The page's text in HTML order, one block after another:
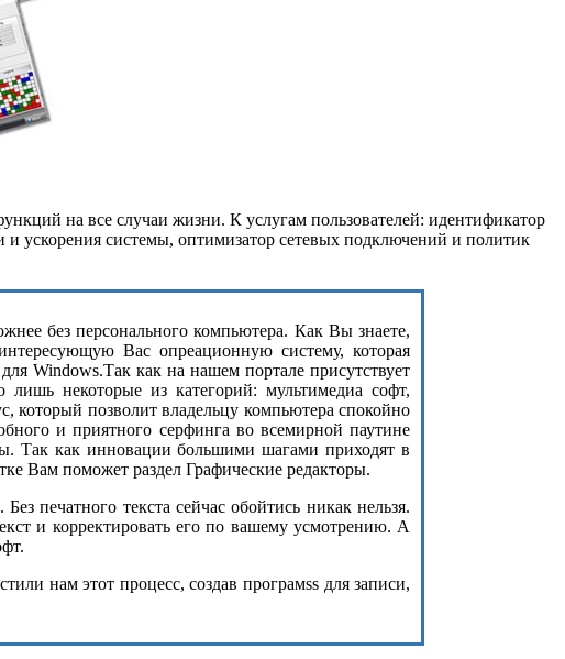
на все случаи жизни. К услугам пользователей: идентификатор
ускорения системы, оптимизатор сетевых подключений и политик
без персонального компьютера. Как Вы знаете,
Вас опреационную систему, которая
Windows.Так как на нашем портале присутствует
лишь некоторые из категорий: мультимедиа софт,
позволит владельцу компьютера спокойно
и приятного серфинга во всемирной паутине
Так как инновации большими шагами приходят в
Вам поможет раздел Графические редакторы.
текста сейчас обойтись никак нельзя.
и корректировать его по вашему усмотрению. А
нам этот процесс, создав програмss для записи,